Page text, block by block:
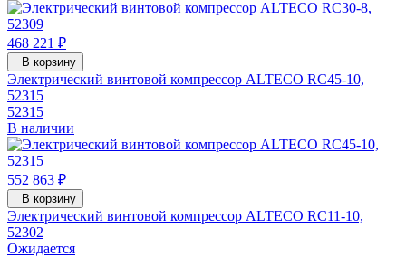
468 221 ₽
В корзину
Электрический винтовой компрессор ALTECO RC45-10,
52315
52315
В наличии
552 863 ₽
В корзину
Электрический винтовой компрессор ALTECO RC11-10,
52302
Ожидается